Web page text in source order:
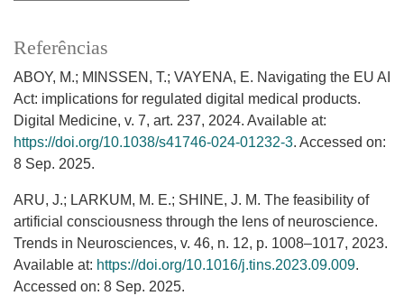
Referências
ABOY, M.; MINSSEN, T.; VAYENA, E. Navigating the EU AI
Act: implications for regulated digital medical products.
Digital Medicine, v. 7, art. 237, 2024. Available at:
https://doi.org/10.1038/s41746-024-01232-3. Accessed on:
8 Sep. 2025.
ARU, J.; LARKUM, M. E.; SHINE, J. M. The feasibility of
artificial consciousness through the lens of neuroscience.
Trends in Neurosciences, v. 46, n. 12, p. 1008–1017, 2023.
Available at: https://doi.org/10.1016/j.tins.2023.09.009.
Accessed on: 8 Sep. 2025.